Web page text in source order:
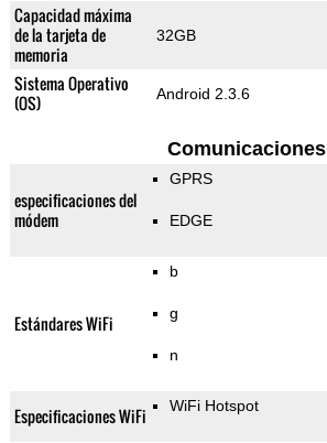
Capacidad máxima
de la tarjeta de
memoria
32GB
Sistema Operativo
(OS)
Android 2.3.6
Comunicaciones
especificaciones del
módem
GPRS
EDGE
Estándares WiFi
b
g
n
Especificaciones WiFi WiFi Hotspot